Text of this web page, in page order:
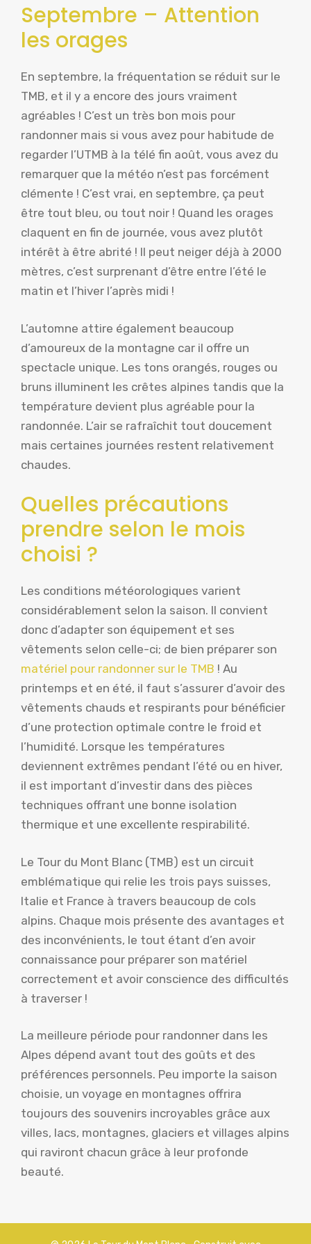
Septembre – Attention
les orages
En septembre, la fréquentation se réduit sur le
TMB, et il y a encore des jours vraiment
agréables ! C’est un très bon mois pour
randonner mais si vous avez pour habitude de
regarder l’UTMB à la télé fin août, vous avez du
remarquer que la météo n’est pas forcément
clémente ! C’est vrai, en septembre, ça peut
être tout bleu, ou tout noir ! Quand les orages
claquent en fin de journée, vous avez plutôt
intérêt à être abrité ! Il peut neiger déjà à 2000
mètres, c’est surprenant d’être entre l’été le
matin et l’hiver l’après midi !
L’automne attire également beaucoup
d’amoureux de la montagne car il offre un
spectacle unique. Les tons orangés, rouges ou
bruns illuminent les crêtes alpines tandis que la
température devient plus agréable pour la
randonnée. L’air se rafraîchit tout doucement
mais certaines journées restent relativement
chaudes.
Quelles précautions
prendre selon le mois
choisi ?
Les conditions météorologiques varient
considérablement selon la saison. Il convient
donc d’adapter son équipement et ses
vêtements selon celle-ci; de bien préparer son
matériel pour randonner sur le TMB ! Au
printemps et en été, il faut s’assurer d’avoir des
vêtements chauds et respirants pour bénéficier
d’une protection optimale contre le froid et
l’humidité. Lorsque les températures
deviennent extrêmes pendant l’été ou en hiver,
il est important d’investir dans des pièces
techniques offrant une bonne isolation
thermique et une excellente respirabilité.
Le Tour du Mont Blanc (TMB) est un circuit
emblématique qui relie les trois pays suisses,
Italie et France à travers beaucoup de cols
alpins. Chaque mois présente des avantages et
des inconvénients, le tout étant d’en avoir
connaissance pour préparer son matériel
correctement et avoir conscience des difficultés
à traverser !
La meilleure période pour randonner dans les
Alpes dépend avant tout des goûts et des
préférences personnels. Peu importe la saison
choisie, un voyage en montagnes offrira
toujours des souvenirs incroyables grâce aux
villes, lacs, montagnes, glaciers et villages alpins
qui raviront chacun grâce à leur profonde
beauté.